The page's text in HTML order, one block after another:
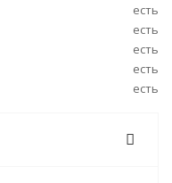
есть
есть
есть
есть
есть